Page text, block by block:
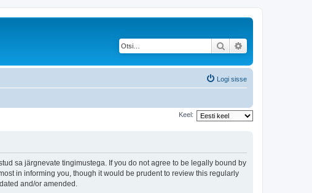
Otsi
Logi sisse
Keel:
sa järgnevate tingimustega. If you do not agree to be legally bound by
in informing you, though it would be prudent to review this regularly
and/or amended.